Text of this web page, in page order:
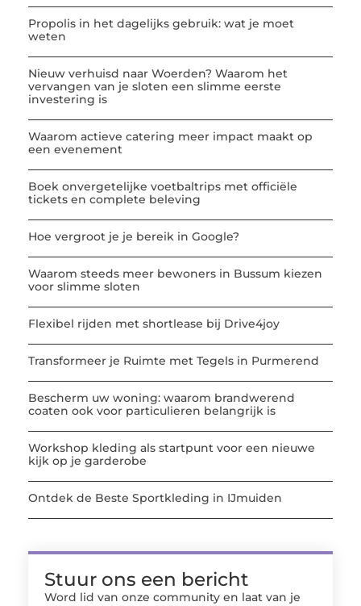
Propolis in het dagelijks gebruik: wat je moet
weten
Nieuw verhuisd naar Woerden? Waarom het
vervangen van je sloten een slimme eerste
investering is
Waarom actieve catering meer impact maakt op
een evenement
Boek onvergetelijke voetbaltrips met officiële
tickets en complete beleving
Hoe vergroot je je bereik in Google?
Waarom steeds meer bewoners in Bussum kiezen
voor slimme sloten
Flexibel rijden met shortlease bij Drive4joy
Transformeer je Ruimte met Tegels in Purmerend
Bescherm uw woning: waarom brandwerend
coaten ook voor particulieren belangrijk is
Workshop kleding als startpunt voor een nieuwe
kijk op je garderobe
Ontdek de Beste Sportkleding in IJmuiden
Stuur ons een bericht
Word lid van onze community en laat van je